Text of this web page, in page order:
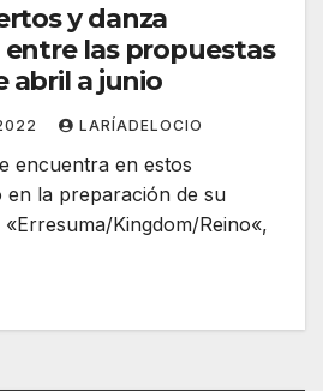
y danza
las propuestas
abril a junio
LARÍADELOCIO
encuentra en estos
en la preparación de su
Kingdom/Reino«,